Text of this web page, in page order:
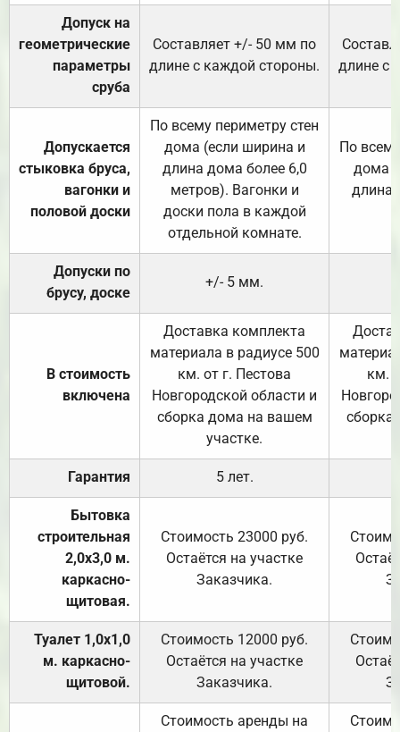
Допуск на
геометрические
параметры
сруба
Составляет +/- 50 мм по
длине с каждой стороны.
длине с
Допускается
стыковка бруса,
вагонки и
половой доски
По всему периметру стен
дома (если ширина и
длина дома более 6,0
метров). Вагонки и
доски пола в каждой
отдельной комнате.
По
дома
длина
Допуски по
брусу, доске
+/- 5 мм.
В стоимость
включена
Доставка комплекта
материала в радиусе 500
км. от г. Пестова
Новгородской области и
сборка дома на вашем
участке.
км.
Гарантия 5 лет.
Бытовка
строительная
2,0х3,0 м.
каркасно-
щитовая.
Стоимость 23000 руб.
Остаётся на участке
Заказчика.
Туалет 1,0х1,0
м. каркасно-
щитовой.
Стоимость 12000 руб.
Остаётся на участке
Заказчика.
Стоимость аренды на